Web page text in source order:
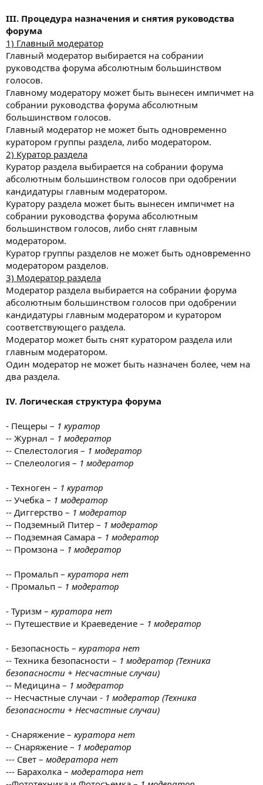
III. Процедура назначения и снятия руководства
форума
1) Главный модератор
Главный модератор выбирается на собрании
руководства форума абсолютным большинством
голосов.
Главному модератору может быть вынесен импичмет на
собрании руководства форума абсолютным
большинством голосов.
Главный модератор не может быть одновременно
куратором группы раздела, либо модератором.
2) Куратор раздела
Куратор раздела выбирается на собрании форума
абсолютным большинством голосов при одобрении
кандидатуры главным модератором.
Куратору раздела может быть вынесен импичмет на
собрании руководства форума абсолютным
большинством голосов, либо снят главным
модератором.
Куратор группы разделов не может быть одновременно
модератором разделов.
3) Модератор раздела
Модератор раздела выбирается на собрании форума
абсолютным большинством голосов при одобрении
кандидатуры главным модератором и куратором
соответствующего раздела.
Модератор может быть снят куратором раздела или
главным модератором.
Один модератор не может быть назначен более, чем на
два раздела.
IV. Логическая структура форума
- Пещеры – 1 куратор
-- Журнал – 1 модератор
-- Спелестология – 1 модератор
-- Спелеология – 1 модератор
- Техноген – 1 куратор
-- Учебка – 1 модератор
-- Диггерство – 1 модератор
-- Подземный Питер – 1 модератор
-- Подземная Самара – 1 модератор
-- Промзона – 1 модератор
-- Промальп – куратора нет
- Промальп – 1 модератор
- Туризм – куратора нет
-- Путешествие и Краеведение – 1 модератор
- Безопасность – куратора нет
-- Техника безопасности – 1 модератор (Техника
безопасности + Несчастные случаи)
-- Медицина – 1 модератор
-- Несчастные случаи - 1 модератор (Техника
безопасности + Несчастные случаи)
- Снаряжение – куратора нет
-- Снаряжение – 1 модератор
--- Свет – модератора нет
--- Барахолка – модератора нет